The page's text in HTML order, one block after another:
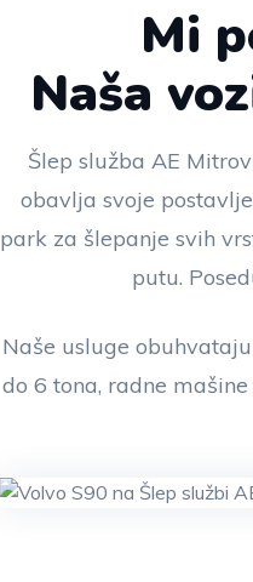
Mi
Naša
Šlep služba AE
obavlja svoje
park za šlepanje svih
putu.
Naše usluge
do 6 tona, radne